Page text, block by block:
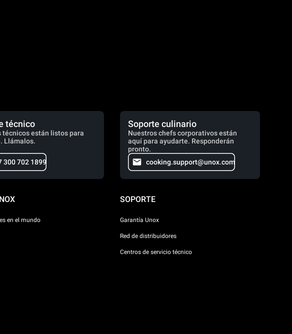
técnico
técnicos están listos para
Llámalos.
300 702 1899
Soporte culinario
Nuestros chefs corporativos están
aquí para ayudarte. Responderán
pronto.
cooking.support@unox.com
en el mundo
SOPORTE
Garantía Unox
Red de distribuidores
Centros de servicio técnico